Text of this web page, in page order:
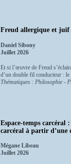
Freud allergique et juif
Daniel Sibony
Juillet 2026
Et si l’œuvre de Freud
d’un double fil conducteur :
Thématiques : Philosophie -
Espace-temps carcéral
carcéral à partir d’une
Mégane Libeau
Juillet 2026